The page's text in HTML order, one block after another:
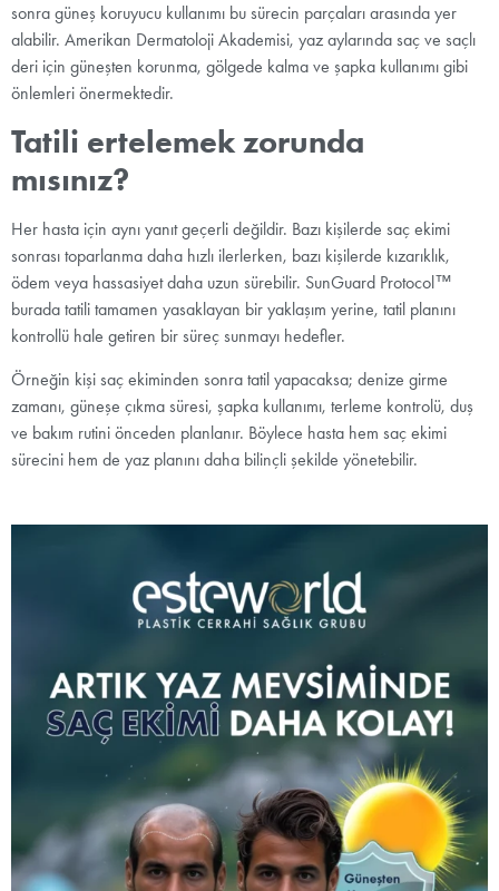
sonra güneş koruyucu kullanımı bu sürecin parçaları arasında yer
alabilir. Amerikan Dermatoloji Akademisi, yaz aylarında saç ve saçlı
deri için güneşten korunma, gölgede kalma ve şapka kullanımı gibi
önlemleri önermektedir.
Tatili ertelemek zorunda
mısınız?
Her hasta için aynı yanıt geçerli değildir. Bazı kişilerde saç ekimi
sonrası toparlanma daha hızlı ilerlerken, bazı kişilerde kızarıklık,
ödem veya hassasiyet daha uzun sürebilir. SunGuard Protocol™
burada tatili tamamen yasaklayan bir yaklaşım yerine, tatil planını
kontrollü hale getiren bir süreç sunmayı hedefler.
Örneğin kişi saç ekiminden sonra tatil yapacaksa; denize girme
zamanı, güneşe çıkma süresi, şapka kullanımı, terleme kontrolü, duş
ve bakım rutini önceden planlanır. Böylece hasta hem saç ekimi
sürecini hem de yaz planını daha bilinçli şekilde yönetebilir.